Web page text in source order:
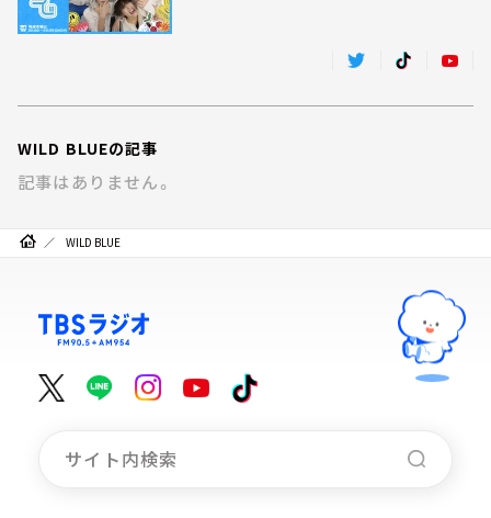
WILD BLUEの記事
記事はありません。
WILD BLUE